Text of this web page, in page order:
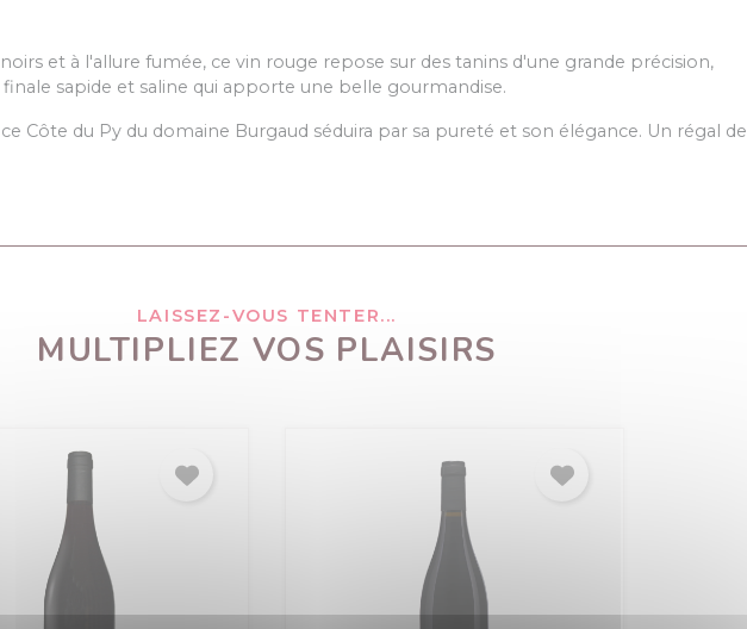
et à l'allure fumée, ce vin rouge repose sur des tanins d'une grande précision,
finale sapide et saline qui apporte une belle gourmandise.
Côte du Py du domaine Burgaud séduira par sa pureté et son élégance. Un régal de
LAISSEZ-VOUS TENTER...
MULTIPLIEZ VOS PLAISIRS